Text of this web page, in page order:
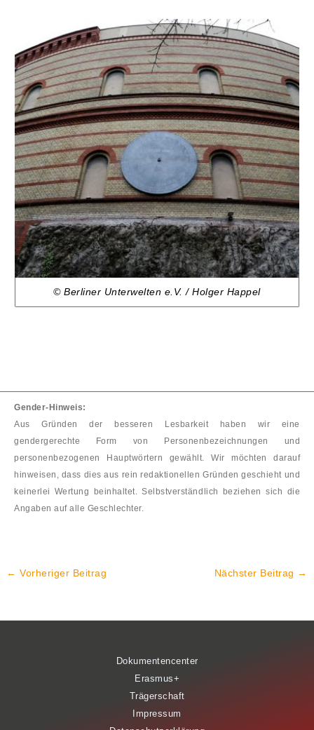
© Berliner Unterwelten e.V. / Holger Happel
Gender-Hinweis:
Aus Gründen der besseren Lesbarkeit haben wir eine
gendergerechte Form von Personenbezeichnungen und
personenbezogenen Hauptwörtern gewählt. Wir möchten darauf
hinweisen, dass dies aus rein redaktionellen Gründen geschieht und
keinerlei Wertung beinhaltet. Selbstverständlich beziehen sich die
Angaben auf alle Geschlechter.
← Vorheriger Beitrag Nächster Beitrag →
Dokumentencenter
Erasmus+
Trägerschaft
Impressum